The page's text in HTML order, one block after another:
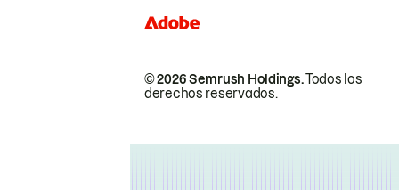
© 2026 Semrush Holdings.Todos los
derechos reservados.